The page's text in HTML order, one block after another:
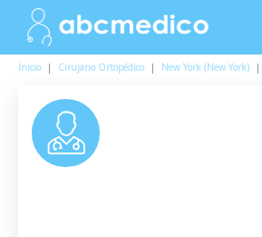
Inicio | Cirujano Ortopédico | New York (New York) |